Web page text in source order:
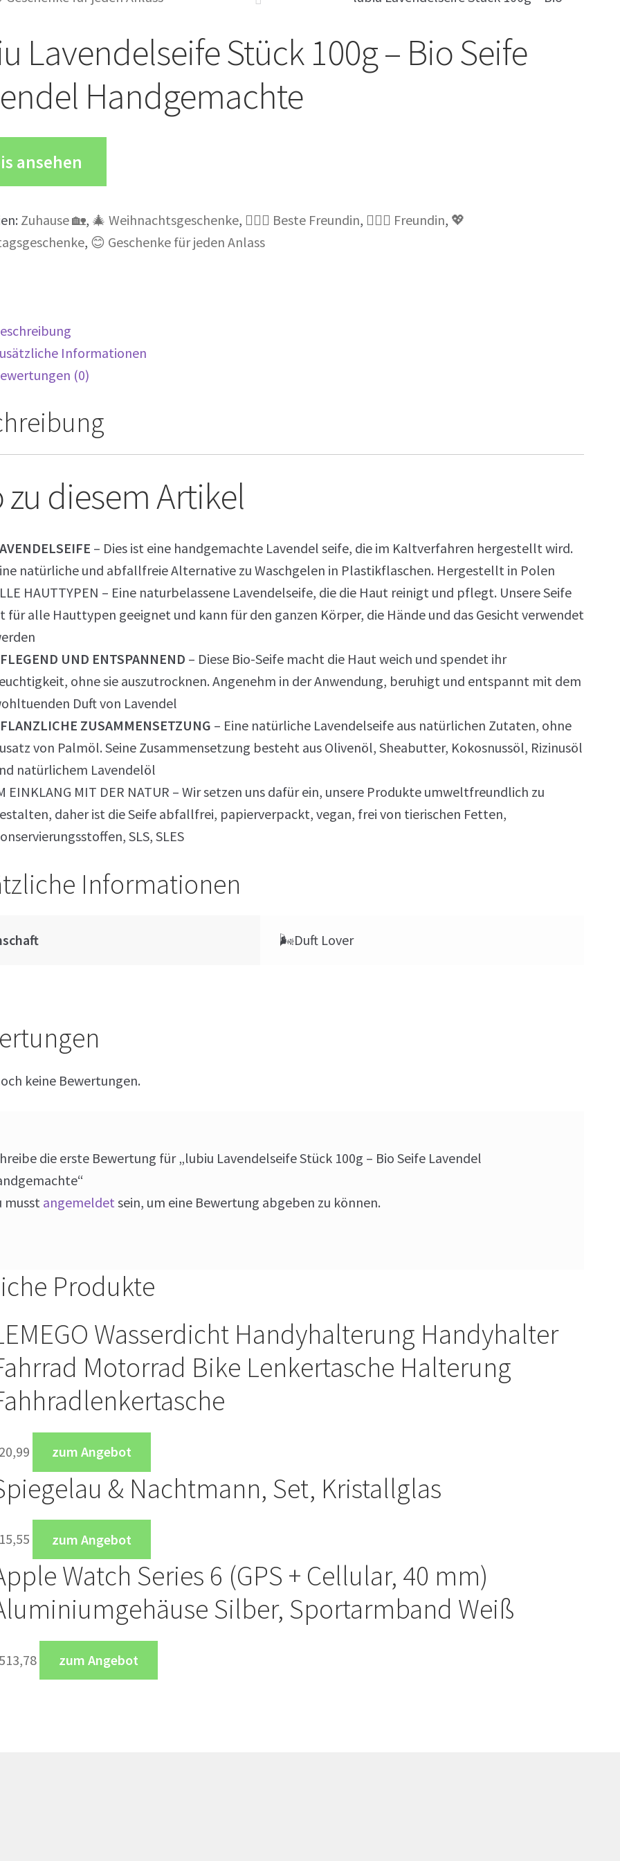
Lavendelseife Stück 100g – Bio Seife
Handgemachte
ansehen
Zuhause 🏡, 🎄 Weihnachtsgeschenke, 💁🏼‍♀️ Beste Freundin, 💁🏼‍♀️ Freundin, 💖
, 😊 Geschenke für jeden Anlass
Informationen
(0)
zu diesem Artikel
– Dies ist eine handgemachte Lavendel seife, die im Kaltverfahren hergestellt wird.
natürliche und abfallfreie Alternative zu Waschgelen in Plastikflaschen. Hergestellt in Polen
HAUTTYPEN – Eine naturbelassene Lavendelseife, die die Haut reinigt und pflegt. Unsere Seife
für alle Hauttypen geeignet und kann für den ganzen Körper, die Hände und das Gesicht verwendet
UND ENTSPANNEND – Diese Bio-Seife macht die Haut weich und spendet ihr
ohne sie auszutrocknen. Angenehm in der Anwendung, beruhigt und entspannt mit dem
Duft von Lavendel
ZUSAMMENSETZUNG – Eine natürliche Lavendelseife aus natürlichen Zutaten, ohne
von Palmöl. Seine Zusammensetzung besteht aus Olivenöl, Sheabutter, Kokosnussöl, Rizinusöl
natürlichem Lavendelöl
EINKLANG MIT DER NATUR – Wir setzen uns dafür ein, unsere Produkte umweltfreundlich zu
daher ist die Seife abfallfrei, papierverpackt, vegan, frei von tierischen Fetten,
SLS, SLES
Informationen
🌬Duft Lover
keine Bewertungen.
die erste Bewertung für „lubiu Lavendelseife Stück 100g – Bio Seife Lavendel
musst angemeldetsein, um eine Bewertung abgeben zu können.
Produkte
Wasserdicht Handyhalterung Handyhalter
Motorrad Bike Lenkertasche Halterung
zum Angebot
& Nachtmann, Set, Kristallglas
zum Angebot
Watch Series 6 (GPS + Cellular, 40 mm)
Silber, Sportarmband Weiß
zum Angebot